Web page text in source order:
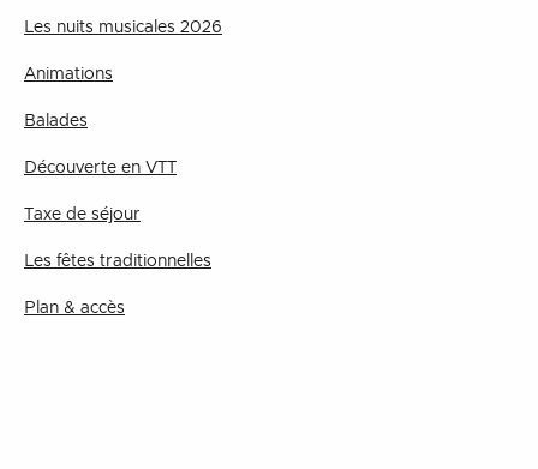
Les nuits musicales 2026
Animations
Balades
Découverte en VTT
Taxe de séjour
Les fêtes traditionnelles
Plan & accès